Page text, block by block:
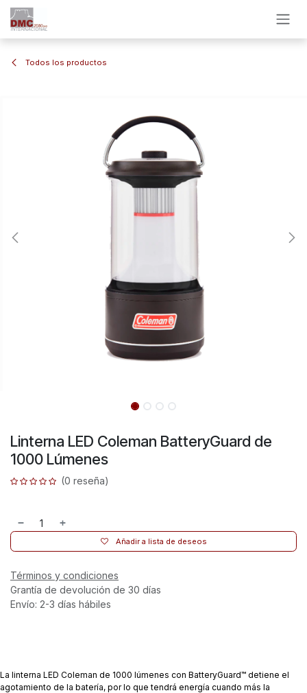
Todos los productos
Linterna LED Coleman BatteryGuard de
1000 Lúmenes
(0 reseña)
Añadir a lista de deseos
Términos y condiciones
Grantía de devolución de 30 días
Envío: 2-3 días hábiles
La linterna LED Coleman de 1000 lúmenes con BatteryGuard™ detiene el
agotamiento de la batería, por lo que tendrá energía cuando más la